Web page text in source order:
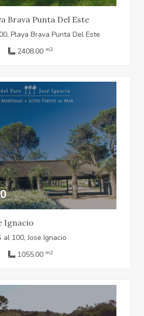
Brava Punta Del Este
Playa Brava Punta Del Este
2408.00 m2
Ignacio
al 100, Jose Ignacio
1055.00 m2